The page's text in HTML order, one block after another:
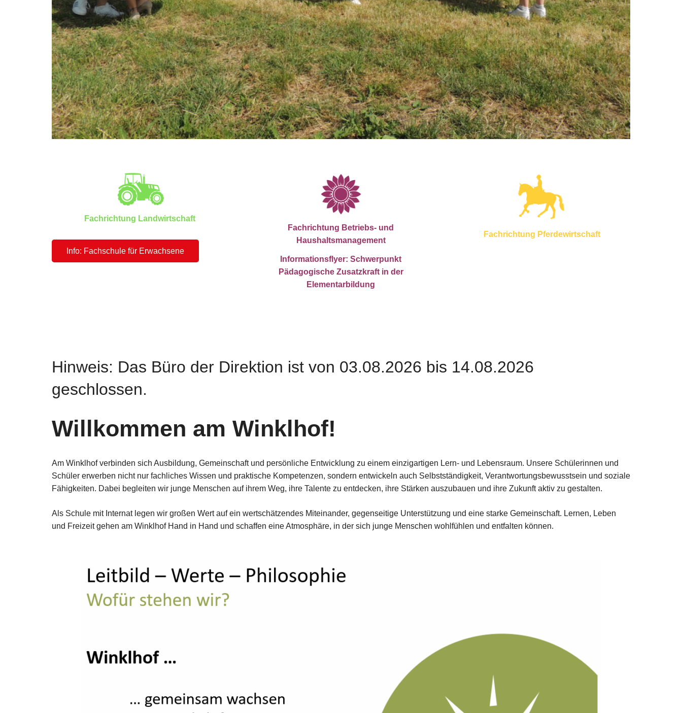
Fachrichtung Landwirtschaft
Info: Fachschule für Erwachsene
Fachrichtung Betriebs- und
Haushaltsmanagement
Informationsflyer: Schwerpunkt
Pädagogische Zusatzkraft in der
Elementarbildung
Fachrichtung Pferdewirtschaft
Hinweis: Das Büro der Direktion ist von 03.08.2026 bis 14.08.2026
geschlossen.
Willkommen am Winklhof!
Am Winklhof verbinden sich Ausbildung, Gemeinschaft und persönliche Entwicklung zu einem einzigartigen Lern- und Lebensraum. Unsere Schülerinnen und
Schüler erwerben nicht nur fachliches Wissen und praktische Kompetenzen, sondern entwickeln auch Selbstständigkeit, Verantwortungsbewusstsein und soziale
Fähigkeiten. Dabei begleiten wir junge Menschen auf ihrem Weg, ihre Talente zu entdecken, ihre Stärken auszubauen und ihre Zukunft aktiv zu gestalten.
Als Schule mit Internat legen wir großen Wert auf ein wertschätzendes Miteinander, gegenseitige Unterstützung und eine starke Gemeinschaft. Lernen, Leben
und Freizeit gehen am Winklhof Hand in Hand und schaffen eine Atmosphäre, in der sich junge Menschen wohlfühlen und entfalten können.